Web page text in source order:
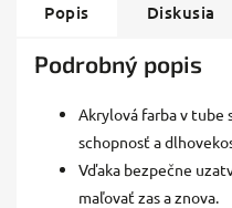
Popis Diskusia
Podrobný popis
Akrylová farba v tube
schopnosť a
Vďaka bezpečne
maľovať zas a znova.